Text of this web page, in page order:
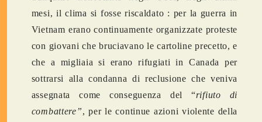
mesi, il clima si fosse riscaldato : per la guerra in
Vietnam erano continuamente organizzate proteste
con giovani che bruciavano le cartoline precetto, e
che a migliaia si erano rifugiati in Canada per
sottrarsi alla condanna di reclusione che veniva
assegnata come conseguenza del “rifiuto di
combattere”, per le continue azioni violente della